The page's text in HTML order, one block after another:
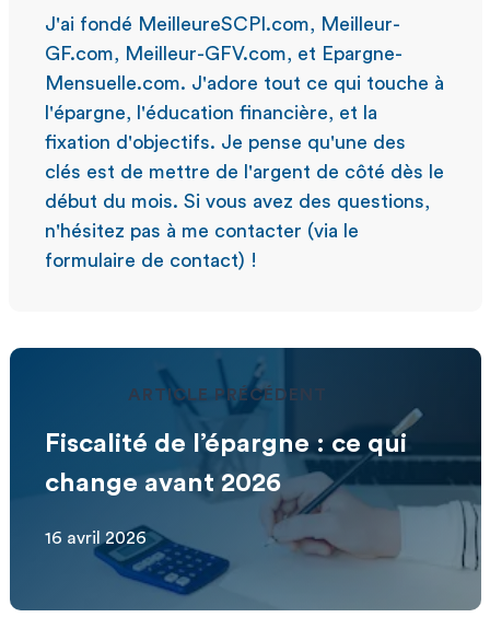
J'ai fondé MeilleureSCPI.com, Meilleur-
GF.com, Meilleur-GFV.com, et Epargne-
Mensuelle.com. J'adore tout ce qui touche à
l'épargne, l'éducation financière, et la
fixation d'objectifs. Je pense qu'une des
clés est de mettre de l'argent de côté dès le
début du mois. Si vous avez des questions,
n'hésitez pas à me contacter (via le
formulaire de contact) !
ARTICLE PRÉCÉDENT
Fiscalité de l’épargne : ce qui
change avant 2026
16 avril 2026